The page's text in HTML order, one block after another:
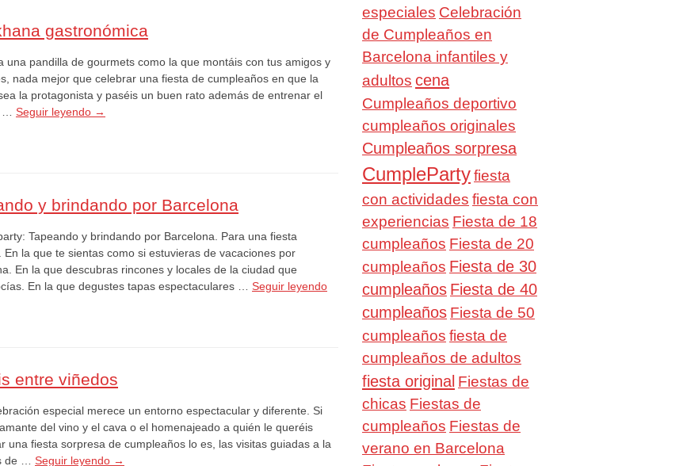
gastronómica
una pandilla de gourmets como la que montáis con tus amigos y
nada mejor que celebrar una fiesta de cumpleaños en que la
la protagonista y paséis un buen rato además de entrenar el
… Seguir leyendo →
y brindando por Barcelona
Tapeando y brindando por Barcelona. Para una fiesta
En la que te sientas como si estuvieras de vacaciones por
En la que descubras rincones y locales de la ciudad que
En la que degustes tapas espectaculares … Seguir leyendo
entre viñedos
especial merece un entorno espectacular y diferente. Si
del vino y el cava o el homenajeado a quién le queréis
una fiesta sorpresa de cumpleaños lo es, las visitas guiadas a la
de … Seguir leyendo →
especiales Celebración
de Cumpleaños en
Barcelona infantiles y
adultos cena
Cumpleaños deportivo
cumpleaños originales
Cumpleaños sorpresa
CumplePartyfiesta
con actividades fiesta con
experiencias Fiesta de 18
cumpleaños Fiesta de 20
cumpleaños Fiesta de 30
cumpleaños Fiesta de 40
cumpleaños Fiesta de 50
cumpleaños fiesta de
cumpleaños de adultos
fiesta original Fiestas de
chicas Fiestas de
cumpleaños Fiestas de
verano en Barcelona